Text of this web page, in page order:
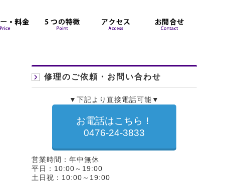
修理のご依頼・お問い合わせ
▼下記より直接電話可能▼
お電話はこちら！
0476-24-3833
営業時間：年中無休
平日：10:00～19:00
土日祝：10:00～19:00